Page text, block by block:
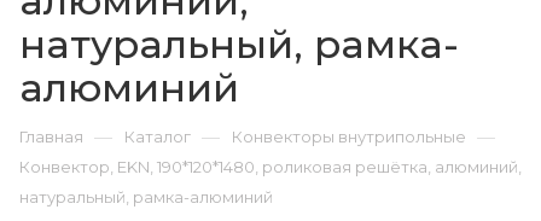
натуральный, рамка-
алюминий
Главная — Каталог — Конвекторы внутрипольные —
Конвектор, EKN, 190*120*1480, роликовая решётка, алюминий,
натуральный, рамка-алюминий